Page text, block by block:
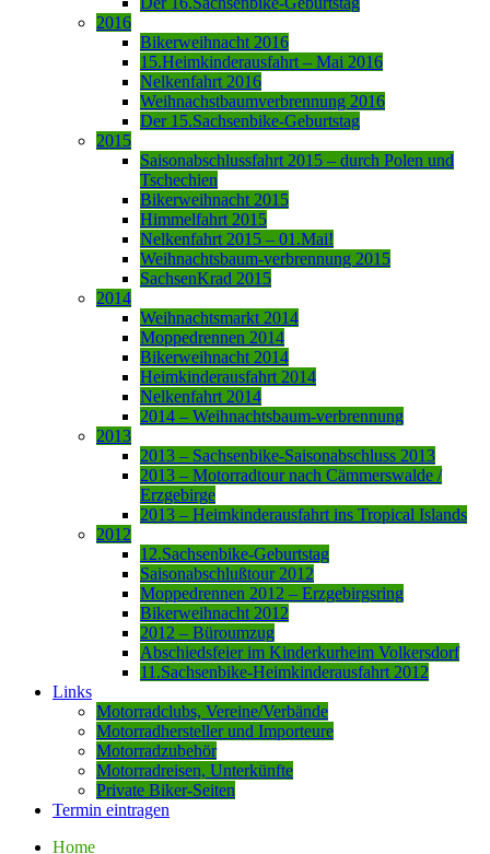
2016
Bikerweihnacht 2016
15.Heimkinderausfahrt – Mai 2016
Nelkenfahrt 2016
Weihnachstbaumverbrennung 2016
Der 15.Sachsenbike-Geburtstag
2015
Saisonabschlussfahrt 2015 – durch Polen und
Tschechien
Bikerweihnacht 2015
Himmelfahrt 2015
Nelkenfahrt 2015 – 01.Mai!
Weihnachtsbaum-verbrennung 2015
SachsenKrad 2015
2014
Weihnachtsmarkt 2014
Moppedrennen 2014
Bikerweihnacht 2014
Heimkinderausfahrt 2014
Nelkenfahrt 2014
2014 – Weihnachtsbaum-verbrennung
2013
2013 – Sachsenbike-Saisonabschluss 2013
2013 – Motorradtour nach Cämmerswalde /
Erzgebirge
2013 – Heimkinderausfahrt ins Tropical Islands
2012
12.Sachsenbike-Geburtstag
Saisonabschlußtour 2012
Moppedrennen 2012 – Erzgebirgsring
Bikerweihnacht 2012
2012 – Büroumzug
Abschiedsfeier im Kinderkurheim Volkersdorf
11.Sachsenbike-Heimkinderausfahrt 2012
Links
Motorradclubs, Vereine/Verbände
Motorradhersteller und Importeure
Motorradzubehör
Motorradreisen, Unterkünfte
Private Biker-Seiten
Termin eintragen
Home